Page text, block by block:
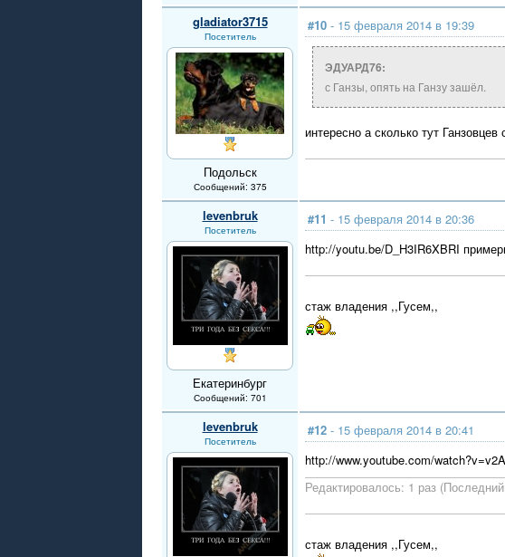
gladiator3715
Посетитель
Подольск
Сообщений: 375
#10 - 15 февраля 2014 в 19:39
ЭДУАРД76:
с Ганзы, опять на Ганзу зашёл.
интересно а сколько тут Ганзовцев
levenbruk
Посетитель
Екатеринбург
Сообщений: 701
#11 - 15 февраля 2014 в 20:36
http://youtu.be/D_H3IR6XBRI
стаж владения ,,Гусем,,
levenbruk
Посетитель
#12 - 15 февраля 2014 в 20:41
http://www.youtube.com/
Редактировалось: 1 раз
стаж владения ,,Гусем,,